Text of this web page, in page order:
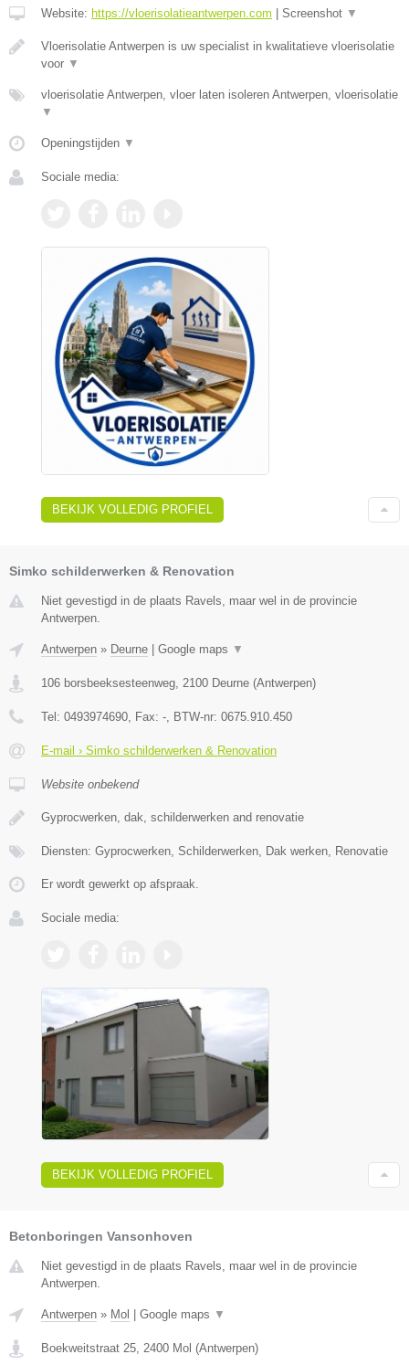
Website: https://vloerisolatieantwerpen.com Screenshot ▼
Vloerisolatie Antwerpen is uw specialist in kwalitatieve vloerisolatie
voor ▼
vloerisolatie Antwerpen, vloer laten isoleren Antwerpen, vloerisolatie
▼
Openingstijden ▼
Sociale media:
BEKIJK VOLLEDIG PROFIEL
Simko schilderwerken & Renovation
Niet gevestigd in de plaats Ravels, maar wel in de provincie
Antwerpen.
Antwerpen » Deurne Google maps ▼
106 borsbeeksesteenweg, 2100 Deurne (Antwerpen)
Tel: 0493974690, Fax: -, BTW-nr: 0675.910.450
E-mail › Simko schilderwerken & Renovation
Website onbekend
Gyprocwerken, dak, schilderwerken and renovatie
Diensten: Gyprocwerken, Schilderwerken, Dak werken, Renovatie
Er wordt gewerkt op afspraak.
Sociale media:
BEKIJK VOLLEDIG PROFIEL
Betonboringen Vansonhoven
Niet gevestigd in de plaats Ravels, maar wel in de provincie
Antwerpen.
Antwerpen » Mol | Google maps ▼
Boekweitstraat 25 2400 Mol (Antwerpen)